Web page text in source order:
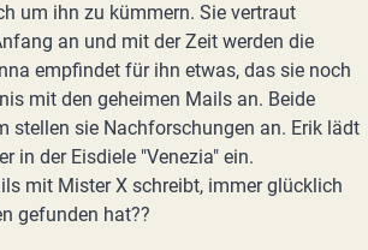
um ihn zu kümmern. Sie vertraut
an und mit der Zeit werden die
empfindet für ihn etwas, das sie noch
mit den geheimen Mails an. Beide
stellen sie Nachforschungen an. Erik lädt
in der Eisdiele "Venezia" ein.
mit Mister X schreibt, immer glücklich
gefunden hat??